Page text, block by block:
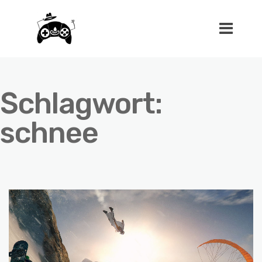
Schlagwort:
schnee